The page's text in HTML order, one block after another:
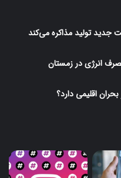
جدید تولید مذاکره می‌کند
انرژی در زمستان
اقلیمی دارد؟